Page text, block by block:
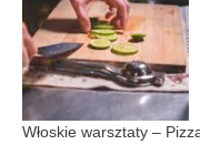
Włoskie warsztaty –